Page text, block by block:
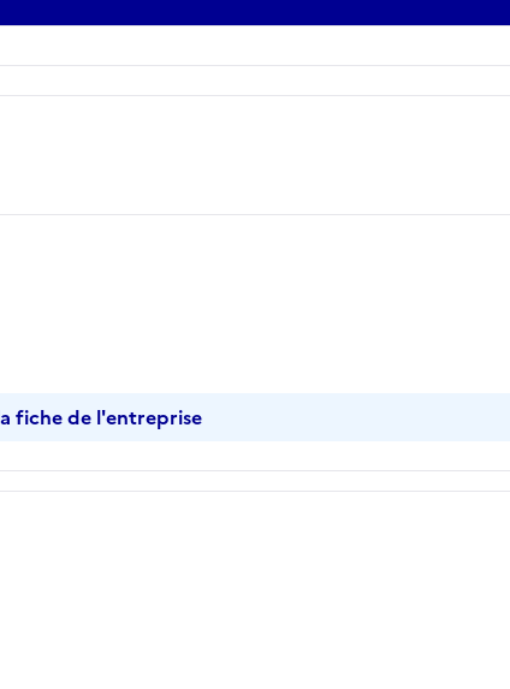
fiche de l'entreprise